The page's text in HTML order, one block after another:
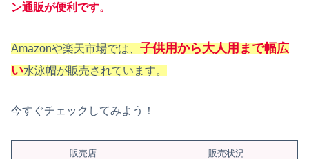
ン通販が便利です。
Amazonや楽天市場では、 子供用から大人用まで幅広
い水泳帽が販売されています。
今すぐチェックしてみよう！
販売店 販売状況